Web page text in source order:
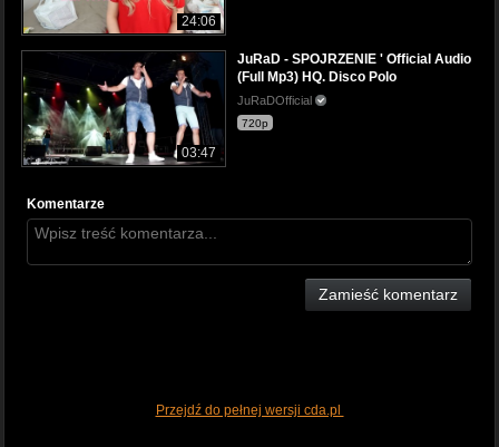
24:06
03:47
JuRaD - SPOJRZENIE ' Official Audio
(Full Mp3) HQ. Disco Polo
JuRaDOfficial
720p
Komentarze
Zamieść komentarz
Przejdź do pełnej wersji cda.pl